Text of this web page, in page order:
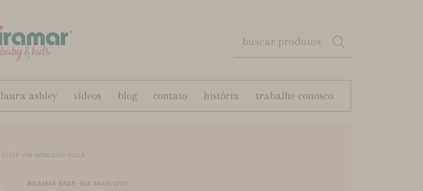
laura ashley vídeos blog contato história trabalhe conosco
BIRAMAR BABY - REF 34031-2701